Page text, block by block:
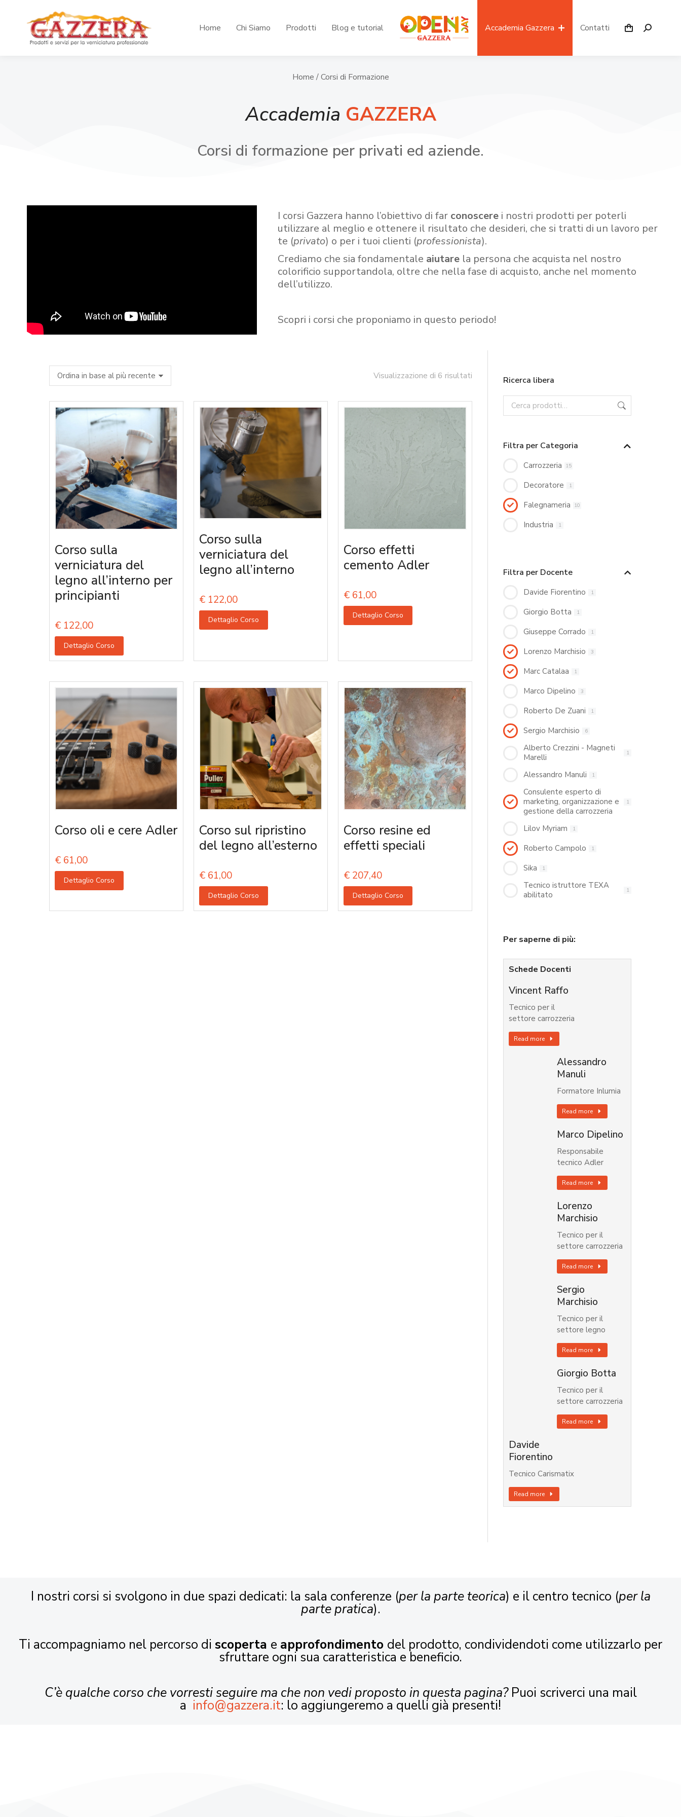
Home Chi Siamo Prodotti Blog e tutorial Accademia Gazzera Contatti
Home / Corsi di Formazione
Accademia GAZZERA
Corsi di formazione per privati ed aziende.
I corsi Gazzera hanno l’obiettivo di far conoscerei nostri prodotti per poterli
utilizzare al meglio e ottenere il risultato che desideri, che si tratti di un lavoro per
te (privato) o per i tuoi clienti (professionista).
Crediamo che sia fondamentale aiutare la persona che acquista nel nostro
colorificio supportandola, oltre che nella fase di acquisto, anche nel momento
dell’utilizzo.
Scopri i corsi che proponiamo in questo periodo!
Visualizzazione di 6 risultati
Corso sulla
verniciatura del
legno all’interno per
principianti
€ 122,00
Dettaglio Corso
Corso sulla
verniciatura del
legno all’interno
€ 122,00
Dettaglio Corso
Corso effetti
cemento Adler
€ 61,00
Dettaglio Corso
Corso oli e cere Adler
€ 61,00
Dettaglio Corso
Corso sul ripristino
del legno all’esterno
€ 61,00
Dettaglio Corso
Corso resine ed
effetti speciali
€ 207,40
Dettaglio Corso
Ricerca libera
Filtra per Categoria
Carrozzeria 15
Decoratore 1
Falegnameria 10
Industria 1
Filtra per Docente
Davide Fiorentino 1
Giorgio Botta 1
Giuseppe Corrado 1
Lorenzo Marchisio 3
Marc Catalaa 1
Marco Dipelino 3
Roberto De Zuani 1
Sergio Marchisio 6
Alberto Crezzini - Magneti
Marelli
1
Alessandro Manuli 1
Consulente esperto di
marketing, organizzazione e
gestione della carrozzeria
1
Lilov Myriam 1
Roberto Campolo 1
Sika 1
Tecnico istruttore TEXA
abilitato
1
Per saperne di più:
Schede Docenti
Vincent Raffo
Tecnico per il
settore carrozzeria
Read more
Alessandro
Manuli
Formatore Inlumia
Read more
Marco Dipelino
Responsabile
tecnico Adler
Read more
Lorenzo
Marchisio
Tecnico per il
settore carrozzeria
Read more
Sergio
Marchisio
Tecnico per il
settore legno
Read more
Giorgio Botta
Tecnico per il
settore carrozzeria
Read more
Davide
Fiorentino
Tecnico Carismatix
Read more
I nostri corsi si svolgono in due spazi dedicati: la sala conferenze (per la parte teorica) e il centro tecnico (per la
parte pratica).
Ti accompagniamo nel percorso di scoperta e approfondimento del prodotto, condividendoti come utilizzarlo per
sfruttare ogni sua caratteristica e beneficio.
C’è qualche corso che vorresti seguire ma che non vedi proposto in questa pagina?Puoi scriverci una mail
a info@gazzera.it: lo aggiungeremo a quelli già presenti!